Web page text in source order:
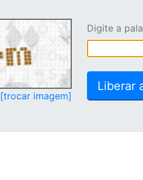
[trocar imagem]
Digite a